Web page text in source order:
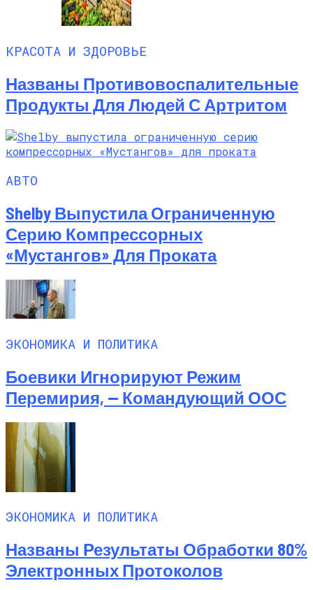
КРАСОТА И ЗДОРОВЬЕ
Названы Противовоспалительные
Продукты Для Людей С Артритом
АВТО
Shelby Выпустила Ограниченную
Серию Компрессорных
«Мустангов» Для Проката
ЭКОНОМИКА И ПОЛИТИКА
Боевики Игнорируют Режим
Перемирия, — Командующий ООС
ЭКОНОМИКА И ПОЛИТИКА
Названы Результаты Обработки 80%
Электронных Протоколов